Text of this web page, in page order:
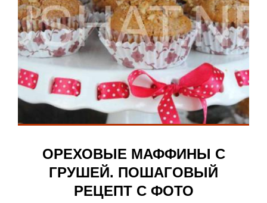
ОРЕХОВЫЕ МАФФИНЫ С
ГРУШЕЙ. ПОШАГОВЫЙ
РЕЦЕПТ С ФОТО